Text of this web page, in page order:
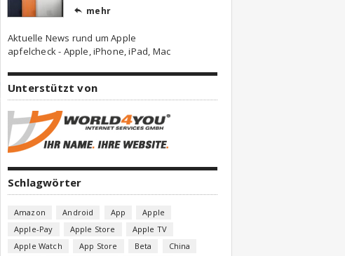
 mehr
Aktuelle News rund um Apple
apfelcheck - Apple, iPhone, iPad, Mac
Unterstützt von
Schlagwörter
Amazon Android App
Apple
Apple-Pay
Apple Store
Apple TV
Apple Watch
App Store Beta
China